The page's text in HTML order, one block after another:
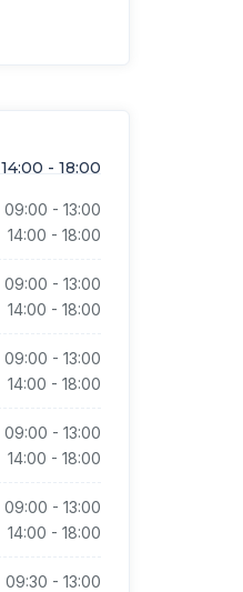
14:00 - 18:00
09:00 - 13:00
14:00 - 18:00
09:00 - 13:00
14:00 - 18:00
09:00 - 13:00
14:00 - 18:00
09:00 - 13:00
14:00 - 18:00
09:00 - 13:00
14:00 - 18:00
09:30 - 13:00